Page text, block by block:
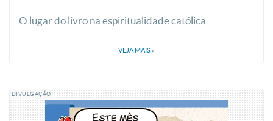
O lugar do livro na espiritualidade católica
VEJA MAIS »
DIVULGAÇÃO